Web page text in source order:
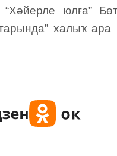
юлға”
халыҡ ара